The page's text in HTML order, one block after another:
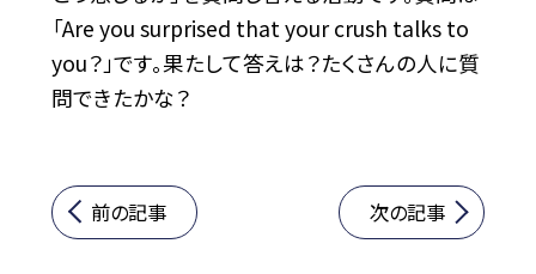
「Are you surprised that your crush talks to
you？」です。果たして答えは？たくさんの人に質
問できたかな？
前の記事 次の記事